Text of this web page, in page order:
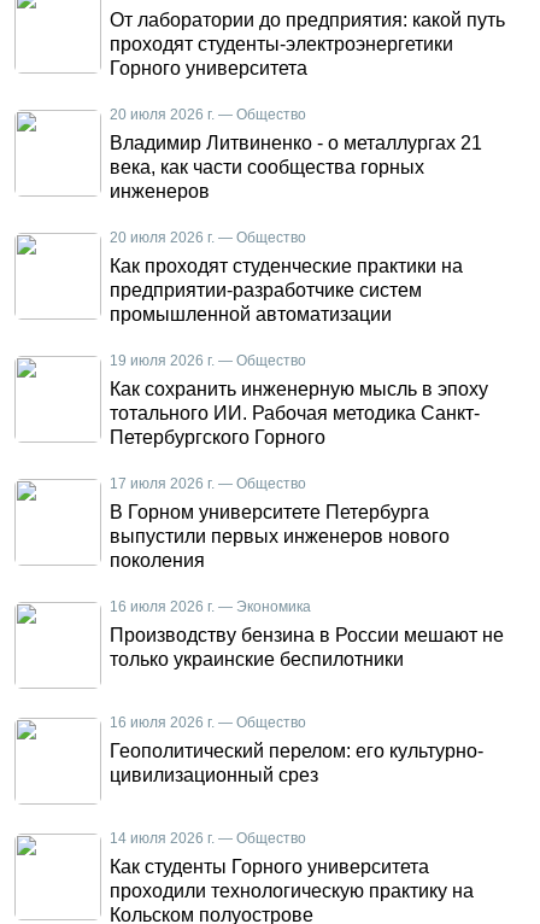
От лаборатории до предприятия: какой путь
проходят студенты-электроэнергетики
Горного университета
20 июля 2026 г. — Общество
Владимир Литвиненко - о металлургах 21
века, как части сообщества горных
инженеров
20 июля 2026 г. — Общество
Как проходят студенческие практики на
предприятии-разработчике систем
промышленной автоматизации
19 июля 2026 г. — Общество
Как сохранить инженерную мысль в эпоху
тотального ИИ. Рабочая методика Санкт-
Петербургского Горного
17 июля 2026 г. — Общество
В Горном университете Петербурга
выпустили первых инженеров нового
поколения
16 июля 2026 г. — Экономика
Производству бензина в России мешают не
только украинские беспилотники
16 июля 2026 г. — Общество
Геополитический перелом: его культурно-
цивилизационный срез
14 июля 2026 г. — Общество
Как студенты Горного университета
проходили технологическую практику на
Кольском полуострове